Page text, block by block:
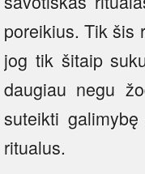
poreikius. Tik šis
jog tik šitaip
daugiau negu
suteikti
ritualus.